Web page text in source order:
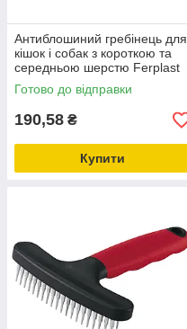
Антиблошиний гребінець для
кішок і собак з короткою та
середньою шерстю Ferplast
GRO 5838
Готово до відправки
190,58 ₴
Купити